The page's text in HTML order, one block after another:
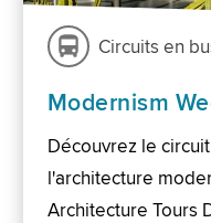
Circuits en
Modernism
Découvrez le
l'architecture
Architecture Tours